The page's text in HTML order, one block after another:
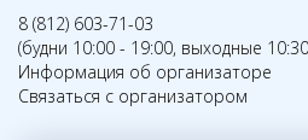
8 (812) 603-71-03
(будни 10:00 - 19:00, выходные
Информация об организаторе
Связаться с организатором